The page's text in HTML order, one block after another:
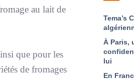
au lait de
que pour les
de fromages
Tema’s
À Paris,
lui
En